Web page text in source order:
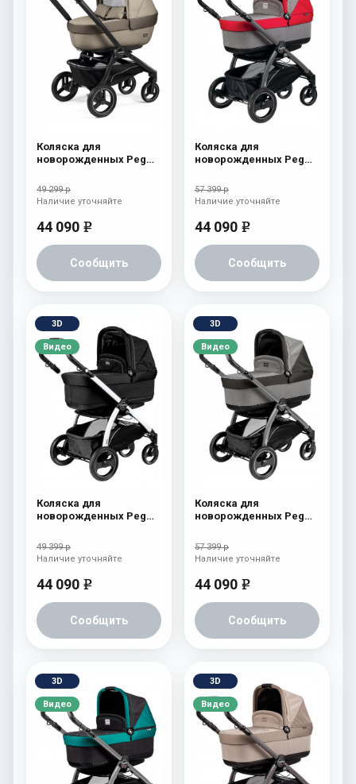
Коляска для
новорожденных Peg
Cream
49 299 р
44 090 e
Сообщить
Наличие уточняйте
Коляска для
новорожденных Peg
(шасси White/Black)
Tulip
57 399 р
44 090 e
Сообщить
Наличие уточняйте
3D
Видео
Коляска для
новорожденных Peg
(шасси White/Black)
Onyx
49 399 р
44 090 e
Сообщить
Наличие уточняйте
3D
Видео
Коляска для
новорожденных Peg
(шасси White/Black)
atmosphere
57 399 р
44 090 e
Сообщить
Наличие уточняйте
3D
Видео
3D
Видео